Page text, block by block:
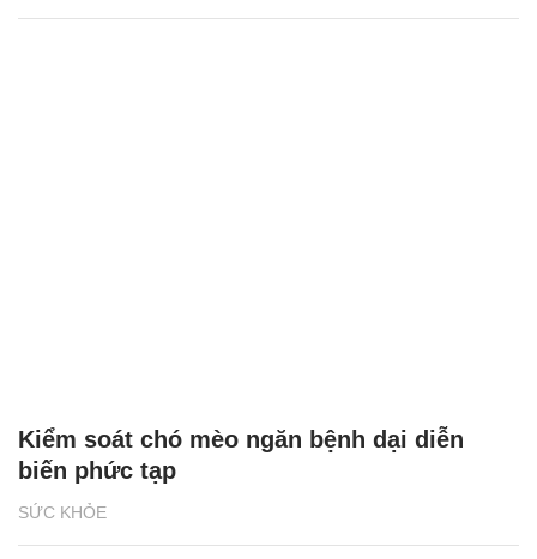
SỨC KHỎE
Kiểm soát chó mèo ngăn bệnh dại diễn
biến phức tạp